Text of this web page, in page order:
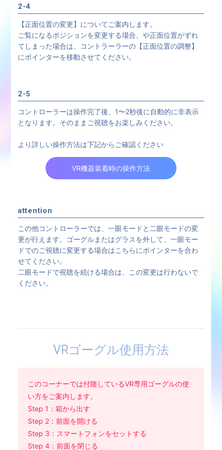
2-4
【正面位置の変更】についてご案内します。
ご覧になるポジションを変更する場合、や正面位置がずれ
てしまった場合は、コントラーラーの【正面位置の調整】
にポインターを移動させてください。
2-5
コントローラーは操作完了後、1〜2秒後に自動的に非表示
となります。そのままご視聴をお楽しみください。
より詳しい操作方法は下記からご確認ください
VR機器装着時の操作方法
attention
この他コントローラーでは、一眼モードと二眼モードの変
更が行えます。ゴーグルまたはグラスを外して、一眼モー
ドでのご視聴に変更する場合はこちらにポインターを合わ
せてください。
二眼モードで視聴を続ける場合は、この変更は行わないで
ください。
VRゴーグル使用方法
このコーナーでは付随しているVR専用ゴーグルの使
い方をご案内します。
Step 1：箱から出す
Step 2：前面を開ける
Step 3：スマートフォンをセットする
Step 4：前面を閉じる